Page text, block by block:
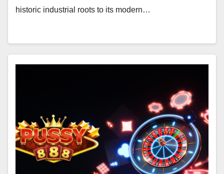
historic industrial roots to its modern…